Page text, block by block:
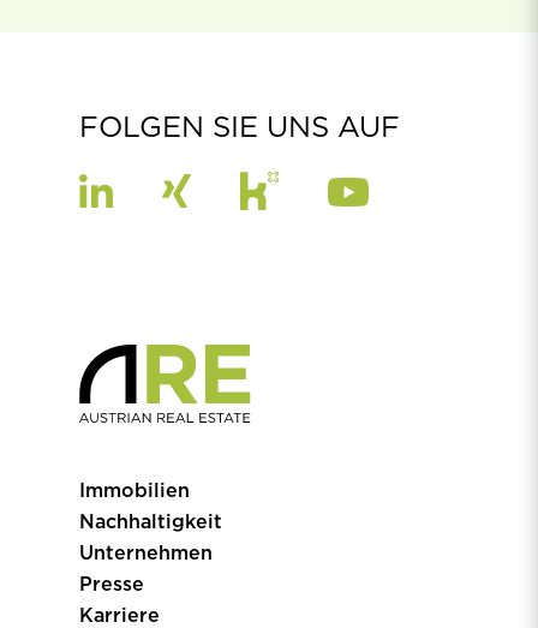
FOLGEN SIE UNS AUF
Immobilien
Nachhaltigkeit
Unternehmen
Presse
Karriere